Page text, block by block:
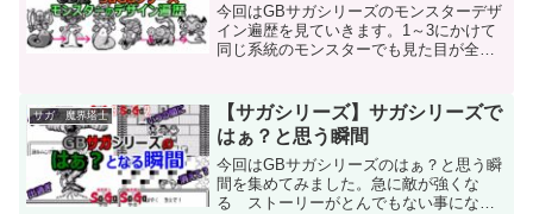
今回はGBサガシリーズのモンスターデザ
イン遍歴を見ていきます。1～3にかけて
同じ系統のモンスターでも見た目が全く
れぞれの特徴に注目しながらその変化を
追いかけていきますの...
サガ 魔界塔士
【サガシリーズ】サガシリーズで
はぁ？と思う瞬間
今回はGBサガシリーズのはぁ？と思う瞬
間を集めてみました。急に敵が強くな
る ストーリーがとんでもない事になっ